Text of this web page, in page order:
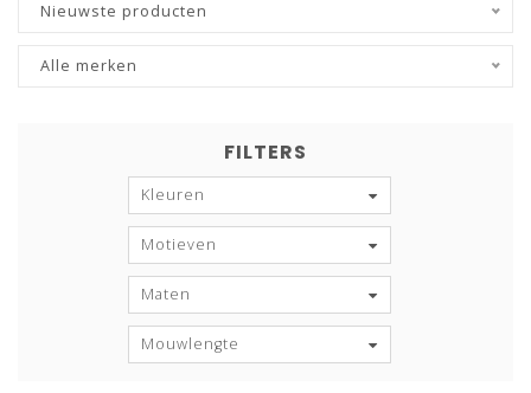
Nieuwste producten
Alle merken
FILTERS
Kleuren
Motieven
Maten
Mouwlengte